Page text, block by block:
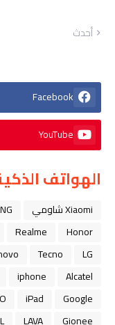
أحدث
Facebook
YouTube
الهواتف
Xiaomi شاومي
Honor
Realme
LG
Tecno
Alcatel
iphone
Google
iPad
Gionee
LAVA